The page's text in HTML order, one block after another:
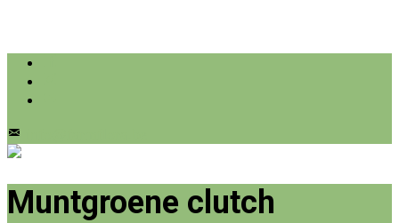
Muntgroene clutch